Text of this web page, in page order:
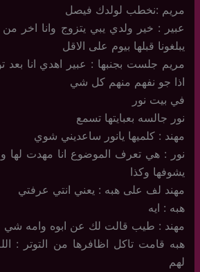
مريم :نخطب لولدك فيصل
عبير : خير ولدي يبي يتزوج وانا اخر من
يبلغونا قبلها بيوم على الاقل
مريم جلست بجنبها : عبير اهدي انا
اذا جو نفهم منهم كل شي
في بيت نور
نور جالسه بعبايتها تسمع
مهند : كلميها يانور ساعديني شوي
نور : هي تعرف الموضوع انا مهدت لها
يشوفها وكذا
مهند لف على هبه : يعني انتي عرفتي
هبه : ايه
مهند : طيب قالت لك عن ابوه وامه شي
هبه قامت تاكل اظافرها من التوتر :
لهم